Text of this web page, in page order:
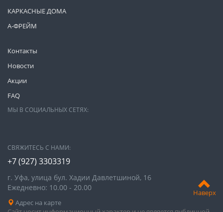
Наверх
Контакты
Новости
Акции
FAQ
КАРКАСНЫЕ ДОМА
А-ФРЕЙМ
МЫ В СОЦИАЛЬНЫХ СЕТЯХ:
СВЯЖИТЕСЬ С НАМИ:
+7 (927) 3303319
г. Уфа, улица бул. Хадии Давлетшиной, 16
Ежедневно: 10.00 - 20.00
Адрес на карте